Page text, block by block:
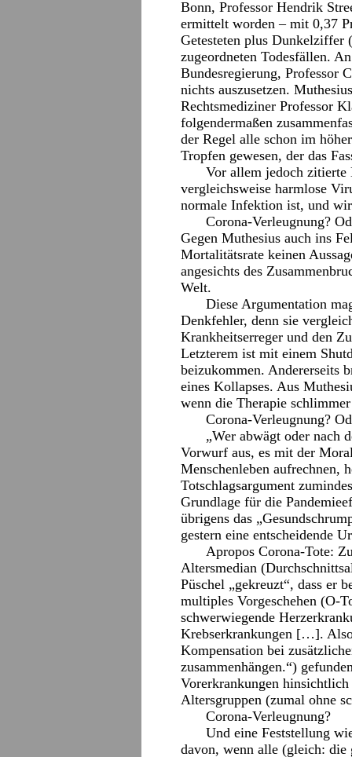
Bonn, Professor Hendrik
ermittelt worden – mit 0,37
Getesteten plus Dunkelziffer
zugeordneten Todesfällen.
Bundesregierung, Professor
nichts auszusetzen.
Rechtsmediziner Professor
folgendermaßen
der Regel alle schon im
Tropfen gewesen, der das
Vor allem jedoch zitierte
vergleichsweise harmlose
normale Infektion ist, und
Corona-Verleugnung?
Gegen Muthesius auch ins
Mortalitätsrate keinen
angesichts des
Welt.
Diese Argumentation
Denkfehler, denn sie
Krankheitserreger und den
Letzterem ist mit einem
beizukommen. Andererseits
eines Kollapses. Aus
wenn die Therapie
Corona-Verleugnung?
„Wer abwägt oder nach
Vorwurf aus, es mit der
Menschenleben aufrechnen,
Totschlagsargument
Grundlage für die
übrigens das
gestern eine entscheidende
Apropos Corona-Tote:
Altersmedian
Püschel „gekreuzt“, dass er
multiples Vorgeschehen (O-
schwerwiegende
Krebserkrankungen […].
Kompensation bei
zusammenhängen.“)
Vorerkrankungen
Altersgruppen (zumal ohne
Corona-Verleugnung?
Und eine Feststellung
davon, wenn alle (gleich: die